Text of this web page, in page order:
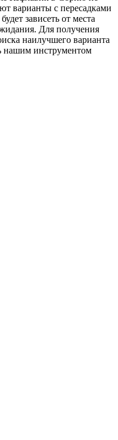
варианты с пересадками
зависеть от места
Для получения
наилучшего варианта
нашим инструментом